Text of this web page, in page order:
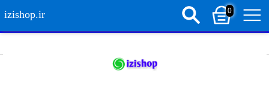
0
izishop.ir